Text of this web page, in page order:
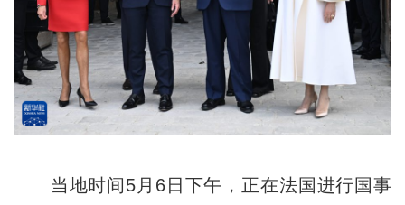
当地时间5月6日下午，正在法国进行国事